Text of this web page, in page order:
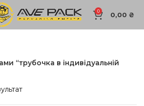
0 0,00 ₴
“трубочка в індивідуальній